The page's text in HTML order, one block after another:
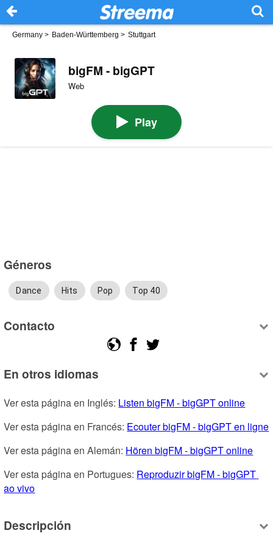
Germany > Baden-Württemberg > Stuttgart
bigFM - bigGPT
Web
Play
Géneros
Dance Hits Pop Top 40
Contacto
En otros idiomas
Ver esta página en Inglés: Listen bigFM - bigGPT online
Ver esta página en Francés: Ecouter bigFM - bigGPT en ligne
Ver esta página en Alemán: Hören bigFM - bigGPT online
Ver esta página en Portugues: Reproduzir bigFM - bigGPT
ao vivo
Descripción